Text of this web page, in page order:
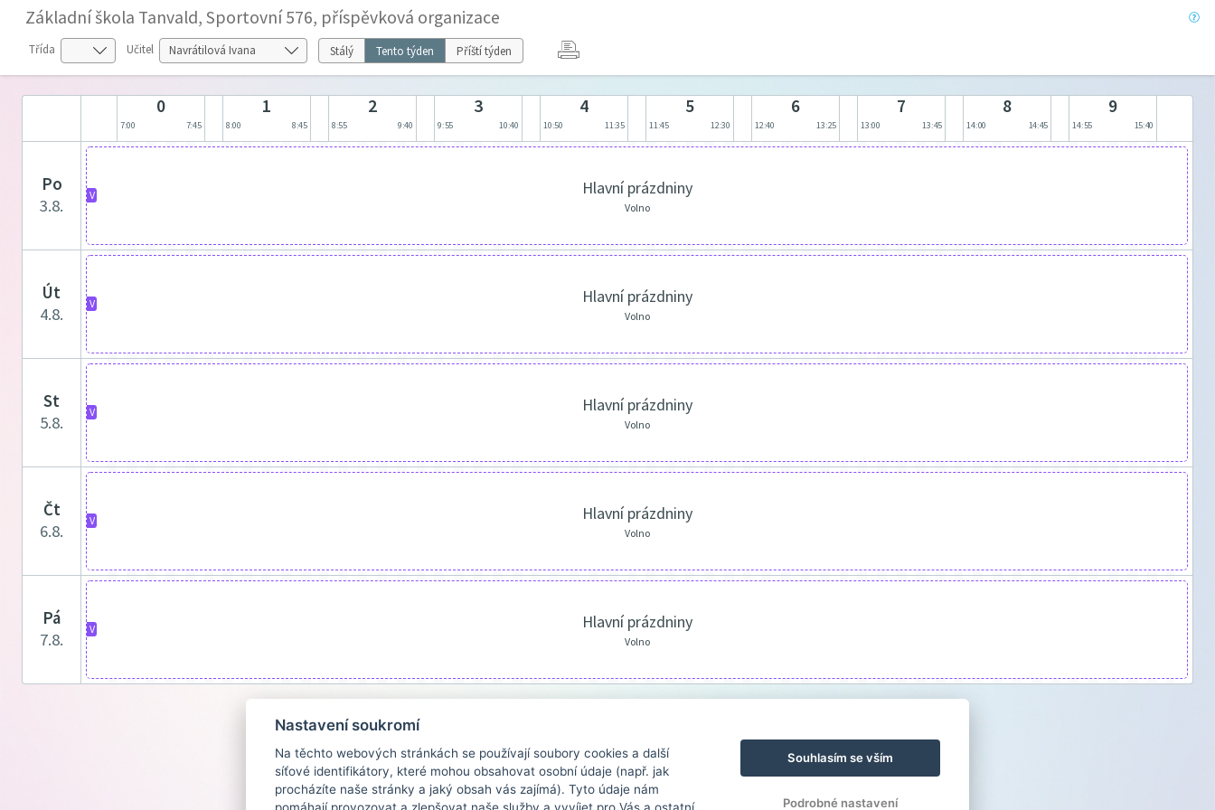
Základní škola Tanvald, Sportovní 576, příspěvková organizace
Třída Učitel Stálý Tento týden Příští týden
0
7:00 7:45
1
8:00 8:45
2
8:55 9:40
3
9:55 10:40
4
10:50 11:35
5
11:45 12:30
6
12:40 13:25
7
13:00 13:45
8
14:00 14:45
9
14:55 15:40
po
3.8.
V Hlavní prázdniny
Volno
út
4.8.
V Hlavní prázdniny
Volno
st
5.8.
V Hlavní prázdniny
Volno
čt
6.8.
V Hlavní prázdniny
Volno
pá
7.8.
V Hlavní prázdniny
Volno
Nastavení soukromí
Na těchto webových stránkách se používají soubory cookies a další
síťové identifikátory, které mohou obsahovat osobní údaje (např. jak
procházíte naše stránky a jaký obsah vás zajímá). Tyto údaje nám
Souhlasím se vším
Podrobné nastavení